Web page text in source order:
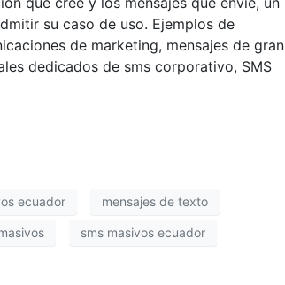
su caso de uso. Ejemplos de
de marketing, mensajes de gran
dedicados de sms corporativo, SMS
ecuador mensajes de texto
sms masivos ecuador